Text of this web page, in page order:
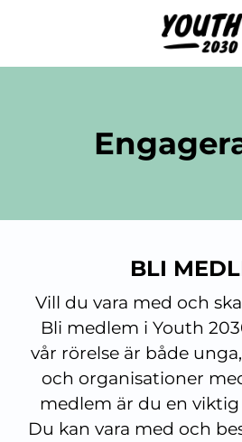
innehållet
BLI
Vill du vara med och
Bli medlem i Youth
vår rörelse är både
och organisationer
medlem är du en
Du kan vara med och